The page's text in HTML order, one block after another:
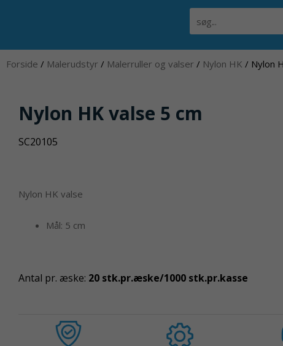
Forside / Malerudstyr / Malerruller og valser / Nylon HK / Nylon
Nylon HK valse 5 cm
SC20105
Nylon HK valse
Mål: 5 cm
Antal pr. æske: 20 stk.pr.æske/1000 stk.pr.kasse